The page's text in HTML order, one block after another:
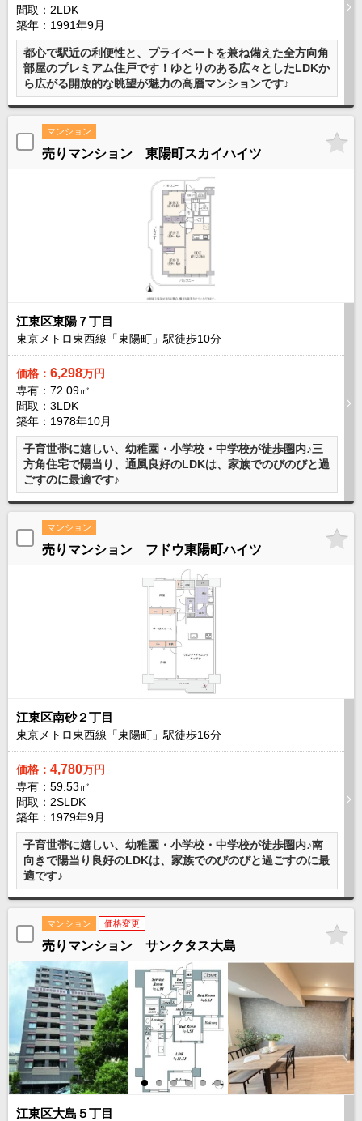
間取：2LDK
築年：1991年9月
都心で駅近の利便性と、プライベートを兼ね備えた全方向角
部屋のプレミアム住戸です！ゆとりのある広々としたLDKか
ら広がる開放的な眺望が魅力の高層マンションです♪
マンション
売りマンション 東陽町スカイハイツ
江東区東陽７丁目
東京メトロ東西線「東陽町」駅徒歩10分
価格： 6,298万円
専有：72.09㎡
間取：3LDK
築年：1978年10月
子育世帯に嬉しい、幼稚園・小学校・中学校が徒歩圏内♪三
方角住宅で陽当り、通風良好のLDKは、家族でのびのびと過
ごすのに最適です♪
マンション
売りマンション フドウ東陽町ハイツ
江東区南砂２丁目
東京メトロ東西線「東陽町」駅徒歩16分
価格： 4,780万円
専有：59.53㎡
間取：2SLDK
築年：1979年9月
子育世帯に嬉しい、幼稚園・小学校・中学校が徒歩圏内♪南
向きで陽当り良好のLDKは、家族でのびのびと過ごすのに最
適です♪
マンション 価格変更
売りマンション サンクタス大島
江東区大島５丁目